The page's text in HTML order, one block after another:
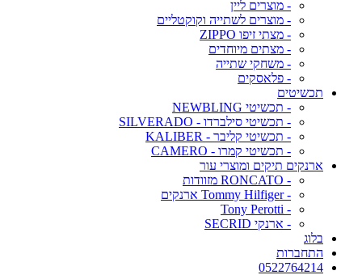
- מוצרים ליין
- מוצרים לשתייה וקוקטליים
- מצתי זיפו ZIPPO
- מצתים מיוחדים
- משחקי שתייה
- פלאסקים
תכשיטים
- תכשיטי NEWBLING
- תכשיטי סילברדו - SILVERADO
- תכשיטי קליבר - KALIBER
- תכשיטי קמרו - CAMERO
ארנקים תיקים ומוצרי עור
- RONCATO מזוודות
- Tommy Hilfiger ארנקים
- Tony Perotti
- ארנקי SECRID
בלוג
התחברות
0522764214